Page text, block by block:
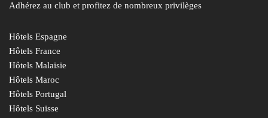
Adhérez au club et profitez de nombreux privilèges
Hôtels Espagne
Hôtels France
Hôtels Malaisie
Hôtels Maroc
Hôtels Portugal
Hôtels Suisse